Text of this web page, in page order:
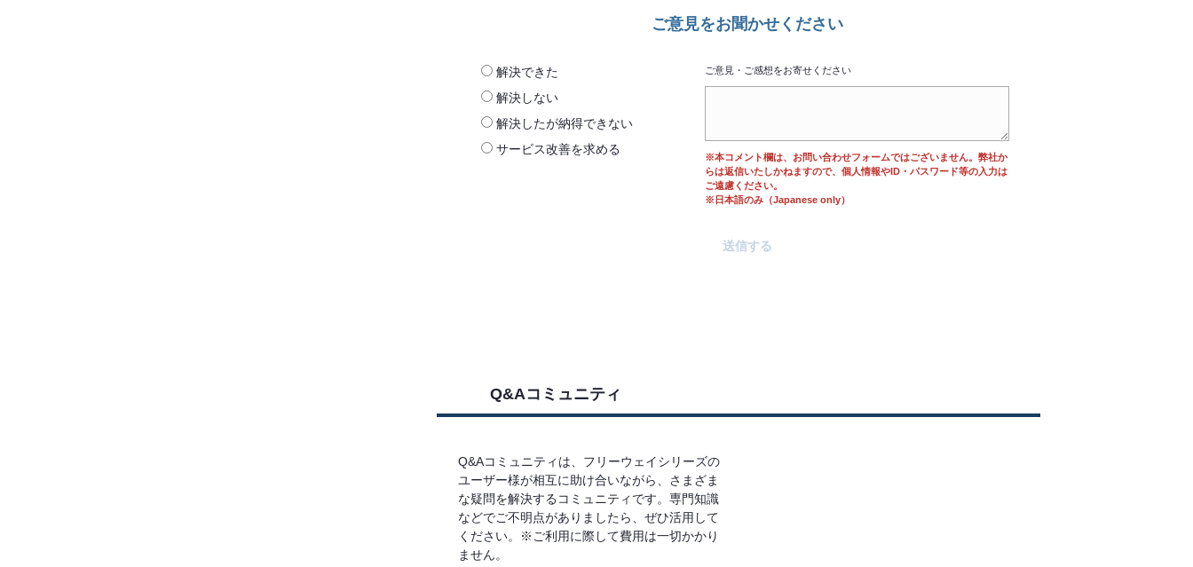
ご意見をお聞かせください
解決できた
解決しない
解決したが納得できない
サービス改善を求める
ご意見・ご感想をお寄せください
※本コメント欄は、お問い合わせフォームではございません。弊社か
らは返信いたしかねますので、個人情報やID・パスワード等の入力は
ご遠慮ください。
※日本語のみ（Japanese only）
Q&Aコミュニティ
Q&Aコミュニティは、フリーウェイシリーズの
ユーザー様が相互に助け合いながら、さまざま
な疑問を解決するコミュニティです。専門知識
などでご不明点がありましたら、ぜひ活用して
ください。※ご利用に際して費用は一切かかり
ません。